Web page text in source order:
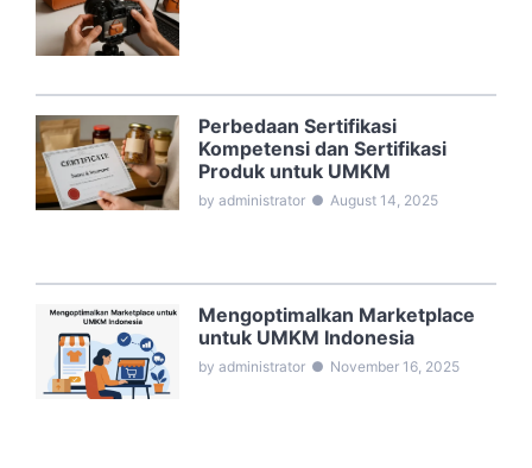
Perbedaan Sertifikasi
Kompetensi dan Sertifikasi
Produk untuk UMKM
by administrator ● August 14, 2025
Mengoptimalkan Marketplace
untuk UMKM Indonesia
by administrator ● November 16, 2025